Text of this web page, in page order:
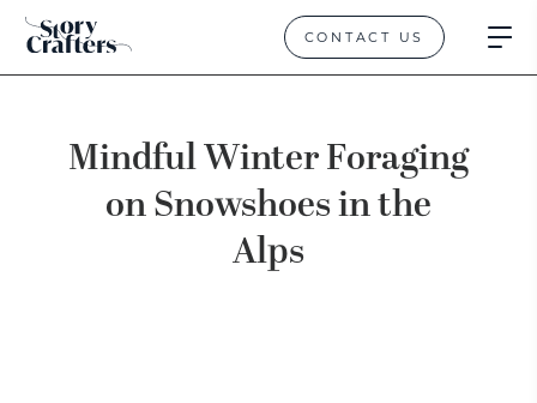
CONTACT US
Mindful Winter Foraging
on Snowshoes in the
Alps